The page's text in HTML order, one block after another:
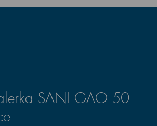
SANI GAO 50